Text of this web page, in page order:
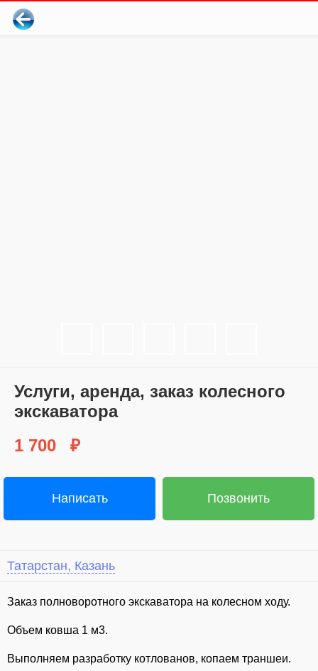
⁣Услуги, аренда, заказ колесного
экскаватора
1 700
₽
Написать Позвонить
Татарстан, Казань
Заказ полноворотного экскаватора на колесном ходу.
Объем ковша 1 м3.
Выполняем разработку котлованов, копаем траншеи.